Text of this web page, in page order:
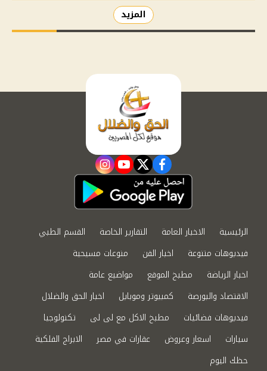
المزيد
facebook
twitter
youtube
instagram
الرئيسية الاخبار العامة التقارير الخاصة
القسم الطبي
فيديوهات متنوعة
اخبار الفن
منوعات مسيحية
اخبار الرياضة
مطبخ الموقع
مواضيع عامة
الاقتصاد والبورصة
كمبيوتر وموبايل
اخبار الحق والضلال
فيديوهات فضائيات
مطبخ الاكل مع لى لى
تكنولوجيا
سيارات
اسعار وعروض عقارات في مصر
الابراج الفلكية
حظك اليوم